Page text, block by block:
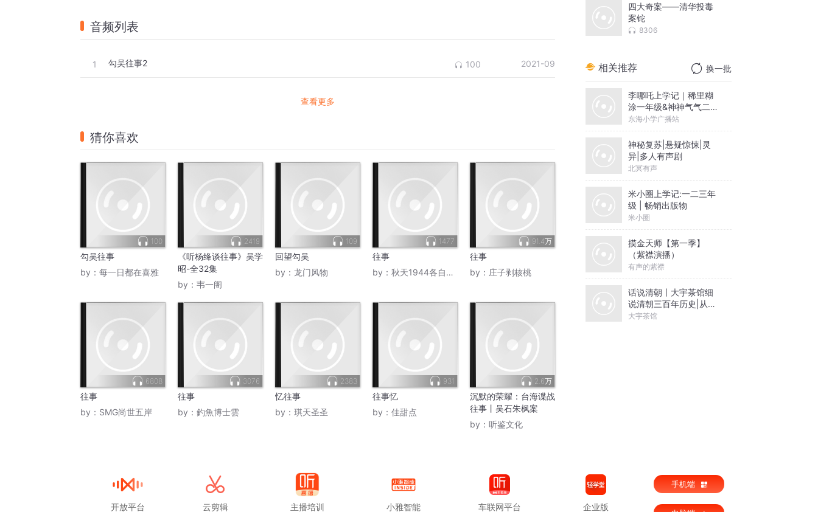
音频列表
1 勾吴往事2 100 2021-09
查看更多
猜你喜欢
100
勾吴往事
by： 每一日都在喜雅
2419
《听杨绛谈往事》吴学
昭-全32集
by： 韦一阁
109
回望勾吴
by： 龙门风物
1477
往事
by： 秋天1944各自旅行
91.4万
往事
by： 庄子剥核桃
6808
往事
by： SMG尚世五岸
3076
往事
by： 釣魚博士雲
2383
忆往事
by： 琪天圣圣
931
往事忆
by： 佳甜点
2.6万
沉默的荣耀：台海谍战
往事丨吴石朱枫案
by： 听鉴文化
四大奇案——清华投毒
案铊
8306
相关推荐 换一批
李哪吒上学记｜稀里糊
涂一年级&神神气气二年
级
东海小学广播站
神秘复苏|悬疑惊悚|灵
异|多人有声剧
北冥有声
米小圈上学记:一二三年
级 | 畅销出版物
米小圈
摸金天师【第一季】
（紫襟演播）
有声的紫襟
话说清朝丨大宇茶馆细
说清朝三百年历史|从努
尔哈赤到末代皇帝溥仪|
大宇茶馆
开放平台 云剪辑 主播培训 小雅智能 车联网平台 企业版
手机端